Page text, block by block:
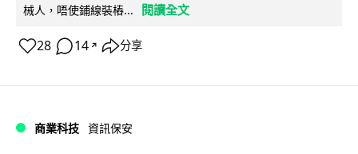
械人，唔使鋪線裝樁...
閱讀全文
28 14 ↗ 分享
商業科技 資訊保安